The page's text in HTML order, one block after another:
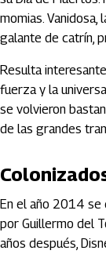
momias.
galante de catrín,
Resulta
fuerza y la
se volvieron
de las grandes
En el año 2014 se
por Guillermo del
años después,